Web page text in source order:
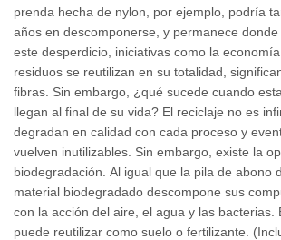
prenda hecha de nylon, por ejemplo, podría
años en descomponerse, y permanece
este desperdicio, iniciativas como la
residuos se reutilizan en su totalidad,
fibras. Sin embargo, ¿qué sucede cuando
llegan al final de su vida? El reciclaje no es
degradan en calidad con cada proceso y
vuelven inutilizables. Sin embargo, existe la
biodegradación. Al igual que la pila de abono
material biodegradado descompone sus
con la acción del aire, el agua y las bacterias.
puede reutilizar como suelo o fertilizante.